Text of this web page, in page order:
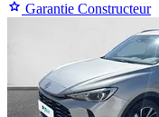
Garantie Constructeur